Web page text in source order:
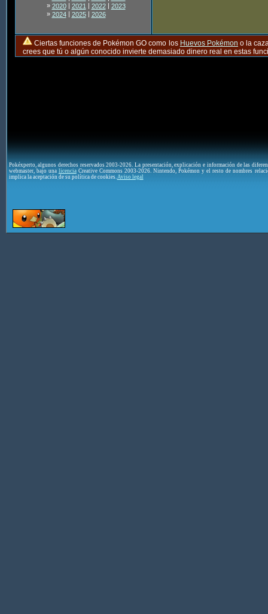
» 2020| 2021| 2022| 2023
» 2024| 2025| 2026
Ciertas funciones de Pokémon GO como los Huevos Pokémon o la
crees que tú o algún conocido invierte demasiado dinero real en estas
Pokéxperto, algunos derechos reservados 2003-2026. La presentación, explicación e información de las
webmaster, bajo una licenciaCreative Commons 2003-2026. Nintendo, Pokémon y el resto de nombres
implica la aceptación de su política de cookies. Aviso legal